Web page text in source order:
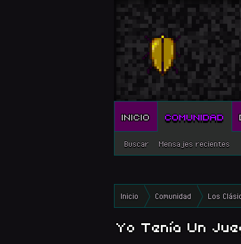
INICIO COMUNIDAD
Buscar Mensajes recientes
Inicio Comunidad Los
Yo Tenía Un